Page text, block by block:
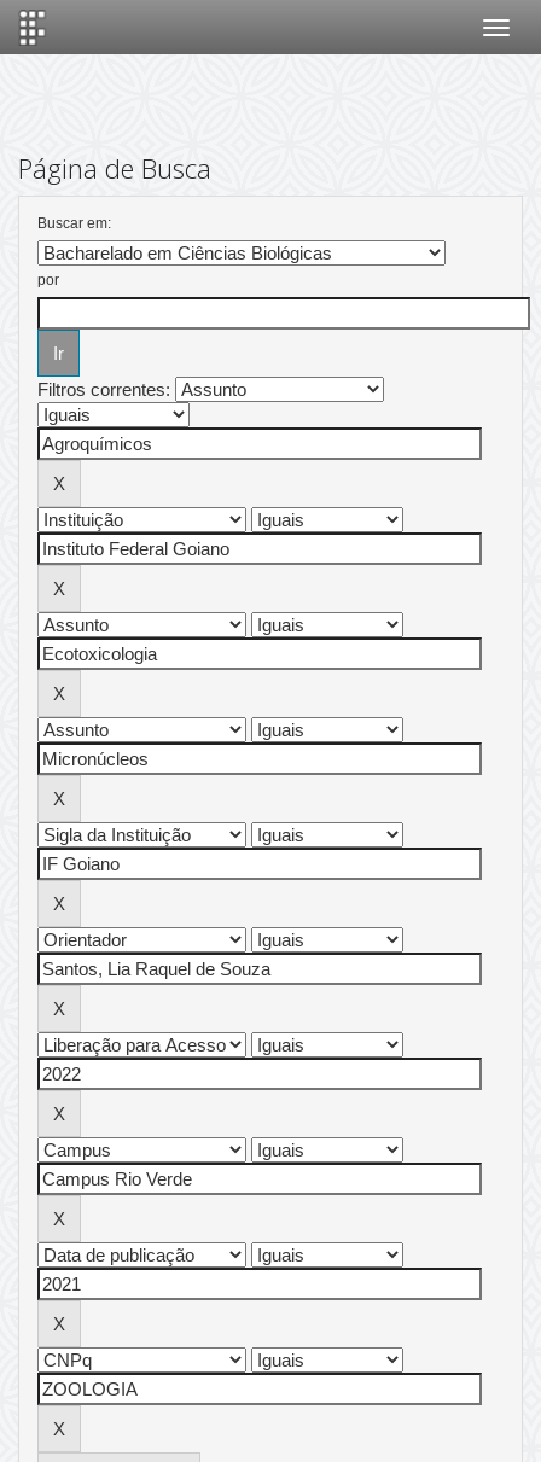
Página de Busca
Buscar em:
por
Filtros correntes: